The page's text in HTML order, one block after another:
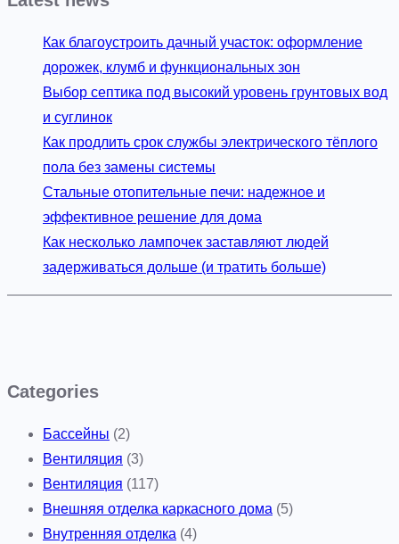
Как благоустроить дачный участок: оформление
дорожек, клумб и функциональных зон
Выбор септика под высокий уровень грунтовых вод
и суглинок
Как продлить срок службы электрического тёплого
пола без замены системы
Стальные отопительные печи: надежное и
эффективное решение для дома
Как несколько лампочек заставляют людей
задерживаться дольше (и тратить больше)
Categories
Бассейны (2)
Вентиляция (3)
Вентиляция (117)
Внешняя отделка каркасного дома (5)
Внутренняя отделка (4)